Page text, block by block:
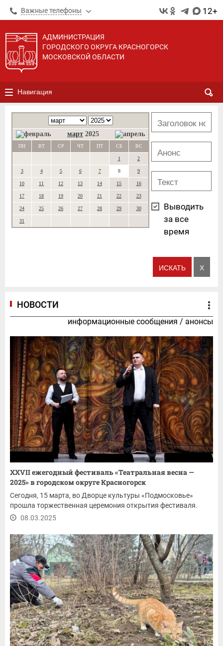
Важные телефоны 12+
АДМИНИСТРАЦИЯ
ГОРОДСКОГО ОКРУГА КРАСНОГОРСК
МОСКОВСКОЙ ОБЛАСТИ
Навигация
март 2025
ПН ВТ СР ЧТ ПТ СБ ВС
1 2
3 4 5 6 7 8 9
10 11 12 13 14 15 16
17 18 19 20 21 22 23
24 25 26 27 28 29 30
31
Выводить
за все
время
НОВОСТИ
информационные сообщения / анонсы
XXVII ежегодный фестиваль «Театральная весна —
2025» в городском округе Красногорск
Сегодня, 15 марта, во Дворце культуры «Подмосковье»
прошла торжественная церемония открытия фестиваля.
08.03.2025